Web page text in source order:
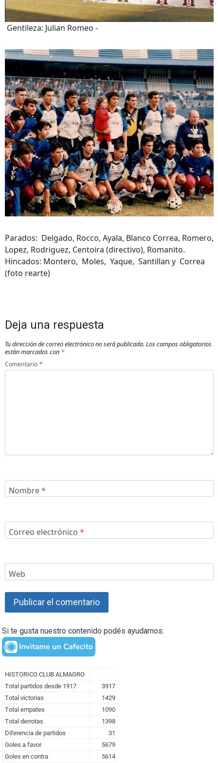
Gentileza: Julian Romeo -
Parados: Delgado, Rocco, Ayala, Blanco Correa, Romero,
Lopez, Rodriguez, Centoira (directivo), Romanito.
Hincados: Montero, Moles, Yaque, Santillan y Correa
(foto rearte)
Deja una respuesta
Tu dirección de correo electrónico no será publicada. Los campos obligatorios
están marcados con *
Comentario *
Nombre*
Correo electrónico *
Web
Si te gusta nuestro contenido podés ayudarnos: